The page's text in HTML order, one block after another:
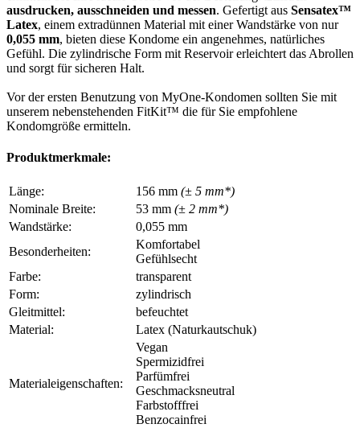
ausdrucken, ausschneiden und messen. Gefertigt aus Sensatex™
Latex, einem extradünnen Material mit einer Wandstärke von nur
0,055 mm, bieten diese Kondome ein angenehmes, natürliches
Gefühl. Die zylindrische Form mit Reservoir erleichtert das Abrollen
und sorgt für sicheren Halt.
Vor der ersten Benutzung von MyOne-Kondomen sollten Sie mit
unserem nebenstehenden FitKit™ die für Sie empfohlene
Kondomgröße ermitteln.
Produktmerkmale:
Länge: 156 mm (± 5 mm*)
Nominale Breite:
53 mm (± 2 mm*)
Wandstärke:
0,055 mm
Besonderheiten:
Komfortabel
Gefühlsecht
Farbe:
transparent
Form:
zylindrisch
Gleitmittel:
befeuchtet
Material:
Latex (Naturkautschuk)
Materialeigenschaften:
Vegan
Spermizidfrei
Parfümfrei
Geschmacksneutral
Farbstofffrei
Benzocainfrei